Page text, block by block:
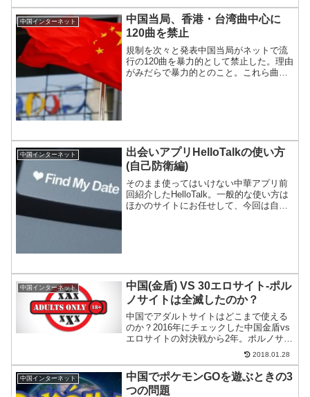
中国インターネット
中国当局、香港・台湾曲中心に
120曲を禁止
規制を次々と発表中国当局がネットで流
行の120曲を暴力的として禁止した。理由
がみだらで暴力的とのこと。これら曲を
中国インターネット
出会いアプリHelloTalkの使い方
(自己防衛編)
そのまま使ってはいけない中華アプリ前
回紹介したHelloTalk。一般的な使い方は
ほかのサイトにお任せして、今回は自己
中国インターネット
中国(金盾) VS 30エロサイト-ポル
ノサイトは全滅したのか？
中国でアダルトサイトはどこまで使える
のか？2016年にチェックした中国金盾vs
エロサイトの対決戦から2年。ポルノサイ
ト全滅に意欲的な習近平政権の”いま”をチ
ェックした。海外系と日系あわせて30サ
イトをチェックしたが、その結果はいか
に…？
2018.01.28
中国インターネット
中国でポケモンGOを遊ぶときの3
つの問題